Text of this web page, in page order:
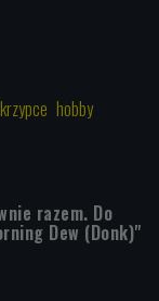
hobby
razem. Do
Dew (Donk)"